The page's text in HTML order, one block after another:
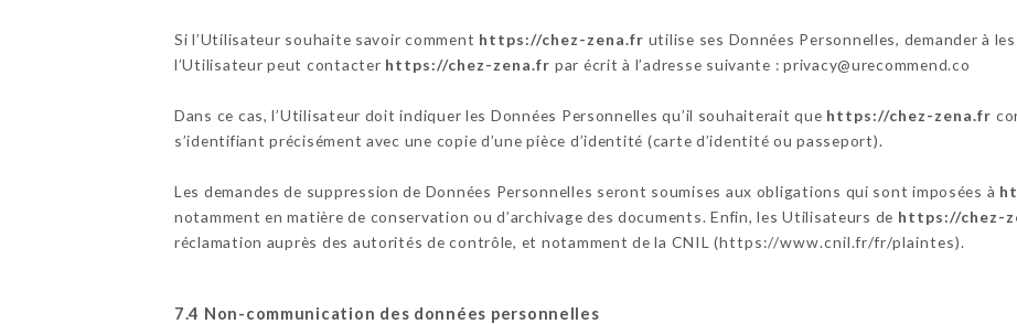
Si l’Utilisateur souhaite savoir comment https://chez-zena.fr utilise ses Données Personnelles, demander à
l’Utilisateur peut contacter https://chez-zena.fr par écrit à l’adresse suivante : privacy@urecommend.co
Dans ce cas, l’Utilisateur doit indiquer les Données Personnelles qu’il souhaiterait que https://chez-zena.fr
s’identifiant précisément avec une copie d’une pièce d’identité (carte d’identité ou passeport).
Les demandes de suppression de Données Personnelles seront soumises aux obligations qui sont imposées à
notamment en matière de conservation ou d’archivage des documents. Enfin, les Utilisateurs de https://chez-
réclamation auprès des autorités de contrôle, et notamment de la CNIL (https://www.cnil.fr/fr/plaintes).
7.4 Non-communication des données personnelles